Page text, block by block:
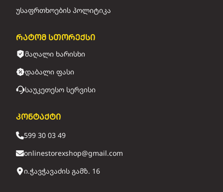
უსაფრთხოების პოლიტიკა
რატომ სთორექსი
მაღალი ხარისხი
დაბალი ფასი
საუკეთესო სერვისი
კონტაქტი
599 30 03 49
onlinestorexshop@gmail.com
ი.ჭავჭავაძის გამზ. 16